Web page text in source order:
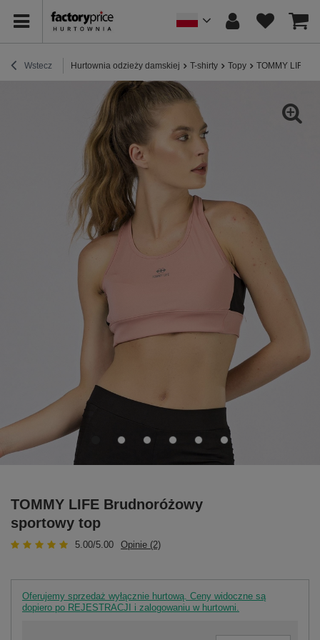
Wstecz Hurtownia odzieży damskiej T-shirty Topy TOMMY LIFE
TOMMY LIFE Brudnoróżowy
sportowy top
5.00/5.00 Opinie (2)
Oferujemy sprzedaż wyłącznie hurtową. Ceny widoczne są
dopiero po REJESTRACJI i zalogowaniu w hurtowni.